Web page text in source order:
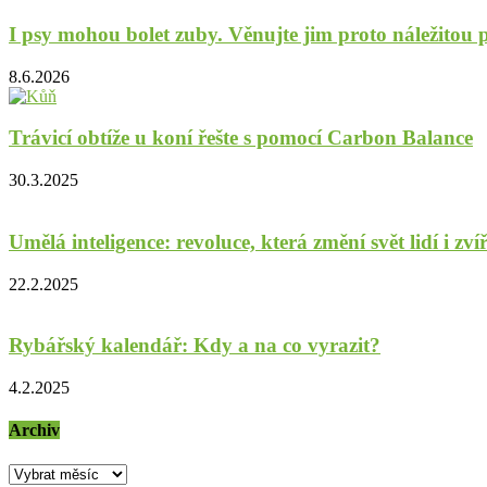
I psy mohou bolet zuby. Věnujte jim proto náležitou
8.6.2026
Trávicí obtíže u koní řešte s pomocí Carbon Balance
30.3.2025
Umělá inteligence: revoluce, která změní svět lidí i
22.2.2025
Rybářský kalendář: Kdy a na co vyrazit?
4.2.2025
Archiv
Archiv